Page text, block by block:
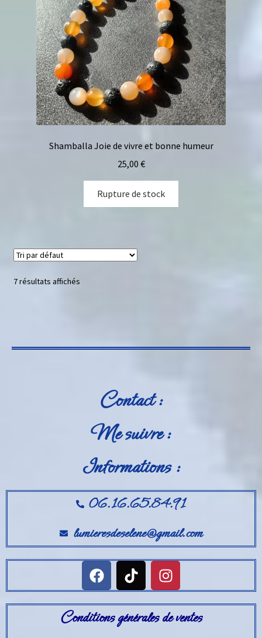
Shamballa Joie de vivre et bonne humeur
25,00 €
Rupture de stock
7 résultats affichés
Contact :
Me suivre :
Informations :
06.16.65.84.91
lumieresdeselene@gmail.com
Conditions générales de ventes